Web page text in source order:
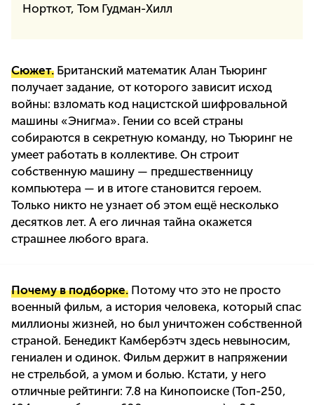
Норткот, Том Гудман-Хилл
Сюжет. Британский математик Алан Тьюринг
получает задание, от которого зависит исход
войны: взломать код нацистской шифровальной
машины «Энигма». Гении со всей страны
собираются в секретную команду, но Тьюринг не
умеет работать в коллективе. Он строит
собственную машину — предшественницу
компьютера — и в итоге становится героем.
Только никто не узнает об этом ещё несколько
десятков лет. А его личная тайна окажется
страшнее любого врага.
Почему в подборке. Потому что это не просто
военный фильм, а история человека, который спас
миллионы жизней, но был уничтожен собственной
страной. Бенедикт Камбербэтч здесь невыносим,
гениален и одинок. Фильм держит в напряжении
не стрельбой, а умом и болью. Кстати, у него
отличные рейтинги: 7.8 на Кинопоиске (Топ-250,